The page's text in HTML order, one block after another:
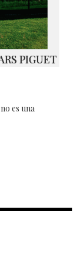
PIGUET
es una